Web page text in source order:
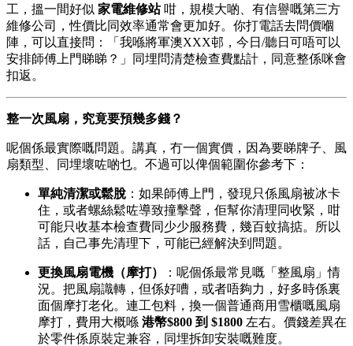
工，搵一間好似 家電維修站​ 咁，規模大啲、有信譽嘅第三方
維修公司，性價比同效率通常會更加好。你打電話去問價嗰
陣，可以直接問：「我喺將軍澳XXX邨，今日/聽日可唔可以
安排師傅上門睇睇？」同埋問清楚檢查費點計，同意整係咪會
扣返。
整一次風扇，究竟要預幾多錢？
呢個係最實際嘅問題。講真，冇一個實價，因為要睇牌子、風
扇類型、同埋壞咗啲乜。不過可以俾個範圍你參考下：
單純清潔或鬆脫 ：如果師傅上門，發現只係風扇被冰卡
住，或者螺絲鬆咗導致撞擊聲，佢幫你清理同收緊，咁
可能只收基本檢查費同少少服務費，幾百蚊搞掂。所以
話，自己事先清理下，可能已經解決到問題。
更換風扇電機（摩打）
：呢個係最常見嘅「整風扇」情
況。把風扇識轉，但係好嘈，或者唔夠力，好多時係裏
面個摩打老化。連工包料，換一個普通商用雪櫃嘅風扇
摩打，費用大概喺 港幣$800 到 $1800 ​ 左右。價錢差異在
於零件係原裝定兼容，同埋拆卸安裝嘅難度。